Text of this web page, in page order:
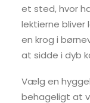
et sted, hvor
lektierne
en krog i
at sidde i dyb
Vælg en
behageligt at